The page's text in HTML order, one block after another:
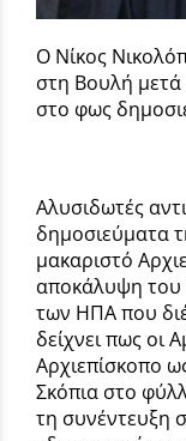
Ο Νίκος
στη Βουλή μετά
στο φως
Αλυσιδωτές
δημοσιεύματα
μακαριστό
αποκάλυψη του
των ΗΠΑ που
δείχνει πως οι
Αρχιεπίσκοπο
Σκόπια στο
τη συνέντευξη